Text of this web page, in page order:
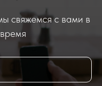
свяжемся с вами в